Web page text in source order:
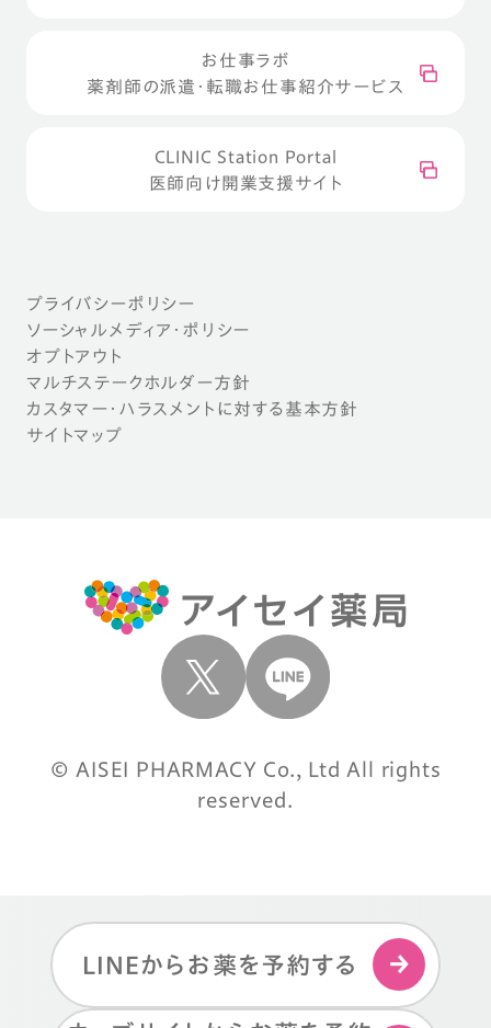
LINEからお薬を予約する
お仕事ラボ
薬剤師の派遣・転職お仕事紹介サービス
CLINIC Station Portal
医師向け開業支援サイト
プライバシーポリシー
ソーシャルメディア・ポリシー
オプトアウト
マルチステークホルダー方針
カスタマー・ハラスメントに対する基本方針
サイトマップ
© AISEI PHARMACY Co., Ltd All rights
reserved.